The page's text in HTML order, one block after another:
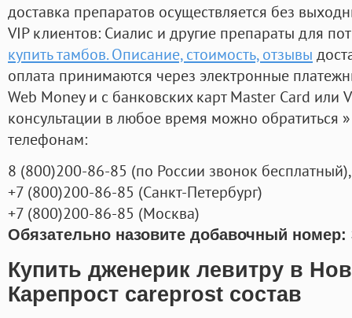
доставка препаратов осуществляется без
VIP клиентов: Сиалис и другие препараты для
купить тамбов. Описание, стоимость, отзывы
оплата принимаются через электронные
Web Money и с банковских карт Master Card или
консультации в любое время можно обратиться
телефонам:
8 (800)200-86-85 (по России звонок бесплатный),
+7 (800)200-86-85 (Санкт-Петербург)
+7 (800)200-86-85 (Москва)
Обязательно назовите добавочный номер:
Купить дженерик левитру в
Карепрост careprost состав